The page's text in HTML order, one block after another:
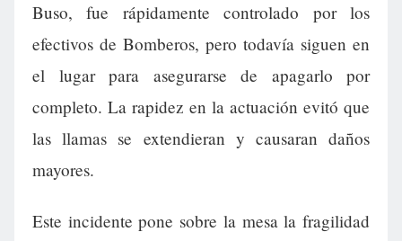
Buso, fue rápidamente controlado por los
efectivos de Bomberos, pero todavía siguen en
el lugar para asegurarse de apagarlo por
completo. La rapidez en la actuación evitó que
las llamas se extendieran y causaran daños
mayores.
Este incidente pone sobre la mesa la fragilidad